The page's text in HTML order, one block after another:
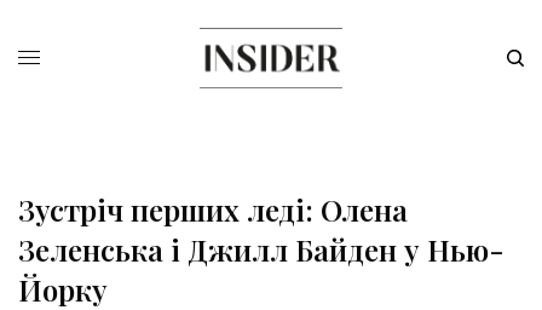
Зустріч перших леді: Олена
Зеленська і Джилл Байден у Нью-
Йорку